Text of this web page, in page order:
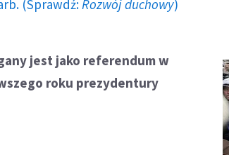
(Sprawdź: Rozwój duchowy)
jest jako referendum w
roku prezydentury